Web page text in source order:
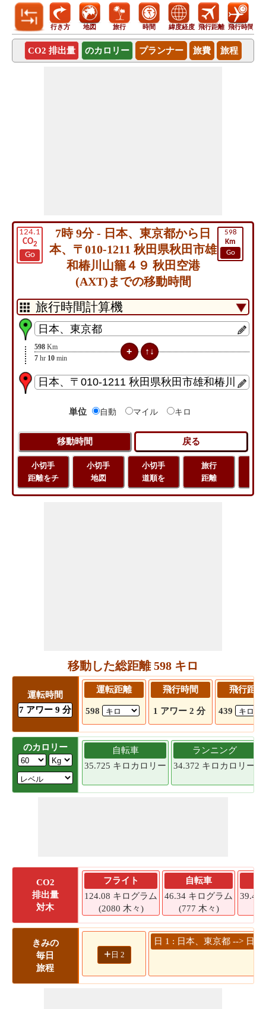
行き方 地図 旅行 時間 緯度経度 飛行距離 飛行時間
CO2 排出量 のカロリー プランナー 旅費 旅程
124.1
CO2
Go
598
Km
Go
7時 9分 - 日本、東京都から日
本、〒010-1211 秋田県秋田市雄
和椿川山籠４９ 秋田空港
(AXT)までの移動時間
598 Km
7 hr 10 min
単位 自動 マイル キロ
小切手
距離をチ
小切手
地図
小切手
道順を
旅行
距離
移動した総距離 598 キロ
運転時間
7 アワー 9 分
運転距離
598
飛行時間
1 アワー 2 分
飛行距離
439
のカロリー
自転車
35.725 キロカロリー
ランニング
34.372 キロカロリー
CO2
排出量
対木
フライト
124.08 キログラム
(2080 木々)
自転車
46.34 キログラム
(777 木々)
39.47
きみの
毎日
旅程
+ 日 2
日 1 : 日本、東京都 --> 日